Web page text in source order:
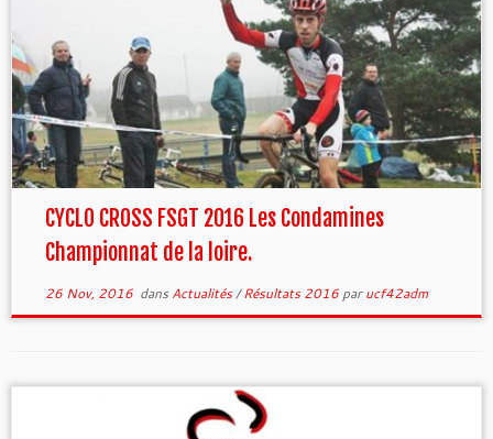
CYCLO CROSS FSGT 2016 Les Condamines
Championnat de la loire.
26 Nov, 2016dans Actualités/Résultats 2016 parucf42adm